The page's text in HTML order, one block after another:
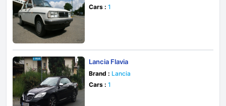
Cars : 1
Lancia Flavia
Brand : Lancia
Cars : 1